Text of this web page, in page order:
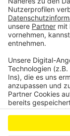
Anzeige
Anzeige